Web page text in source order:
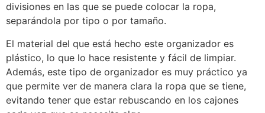
divisiones en las que se puede colocar la ropa,
separándola por tipo o por tamaño.
El material del que está hecho este organizador es
plástico, lo que lo hace resistente y fácil de limpiar.
Además, este tipo de organizador es muy práctico ya
que permite ver de manera clara la ropa que se tiene,
evitando tener que estar rebuscando en los cajones